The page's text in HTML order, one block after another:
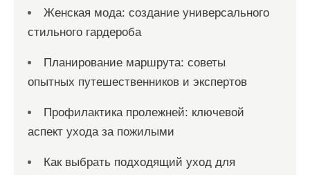
Женская мода: создание универсального
стильного гардероба
Планирование маршрута: советы
опытных путешественников и экспертов
Профилактика пролежней: ключевой
аспект ухода за пожилыми
Как выбрать подходящий уход для